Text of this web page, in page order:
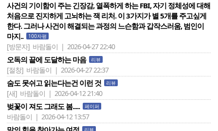
사건의 기이함이 주는 긴장감, 열폭하게 하는 FBI, 자기 정체성에 대해
처음으로 진지하게 고뇌하는 잭 리처. 이 3가지가 별 5개를 주고싶게
한다. 그러나 사건이 해결되는 과정의 느슨함과 갑작스러움, 범인이
마지..
100자평
[방문자] 바람돌이 | 2026-04-27 22:40
오독의 끝에 도달하는 마음 리뷰
[절창] 바람돌이 | 2026-04-27 22:37
숨도 못쉬고 읽는다는건 이런 것 리뷰
[새] 바람돌이 | 2026-04-12 21:40
벚꽃이 져도 그래도 봄..... 페이퍼
바람돌이 | 2026-04-12 13:57